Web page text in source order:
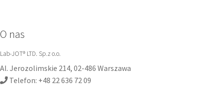
O nas
Lab-JOT® LTD. Sp.z o.o.
Al. Jerozolimskie 214, 02-486 Warszawa
Telefon: +48 22 636 72 09